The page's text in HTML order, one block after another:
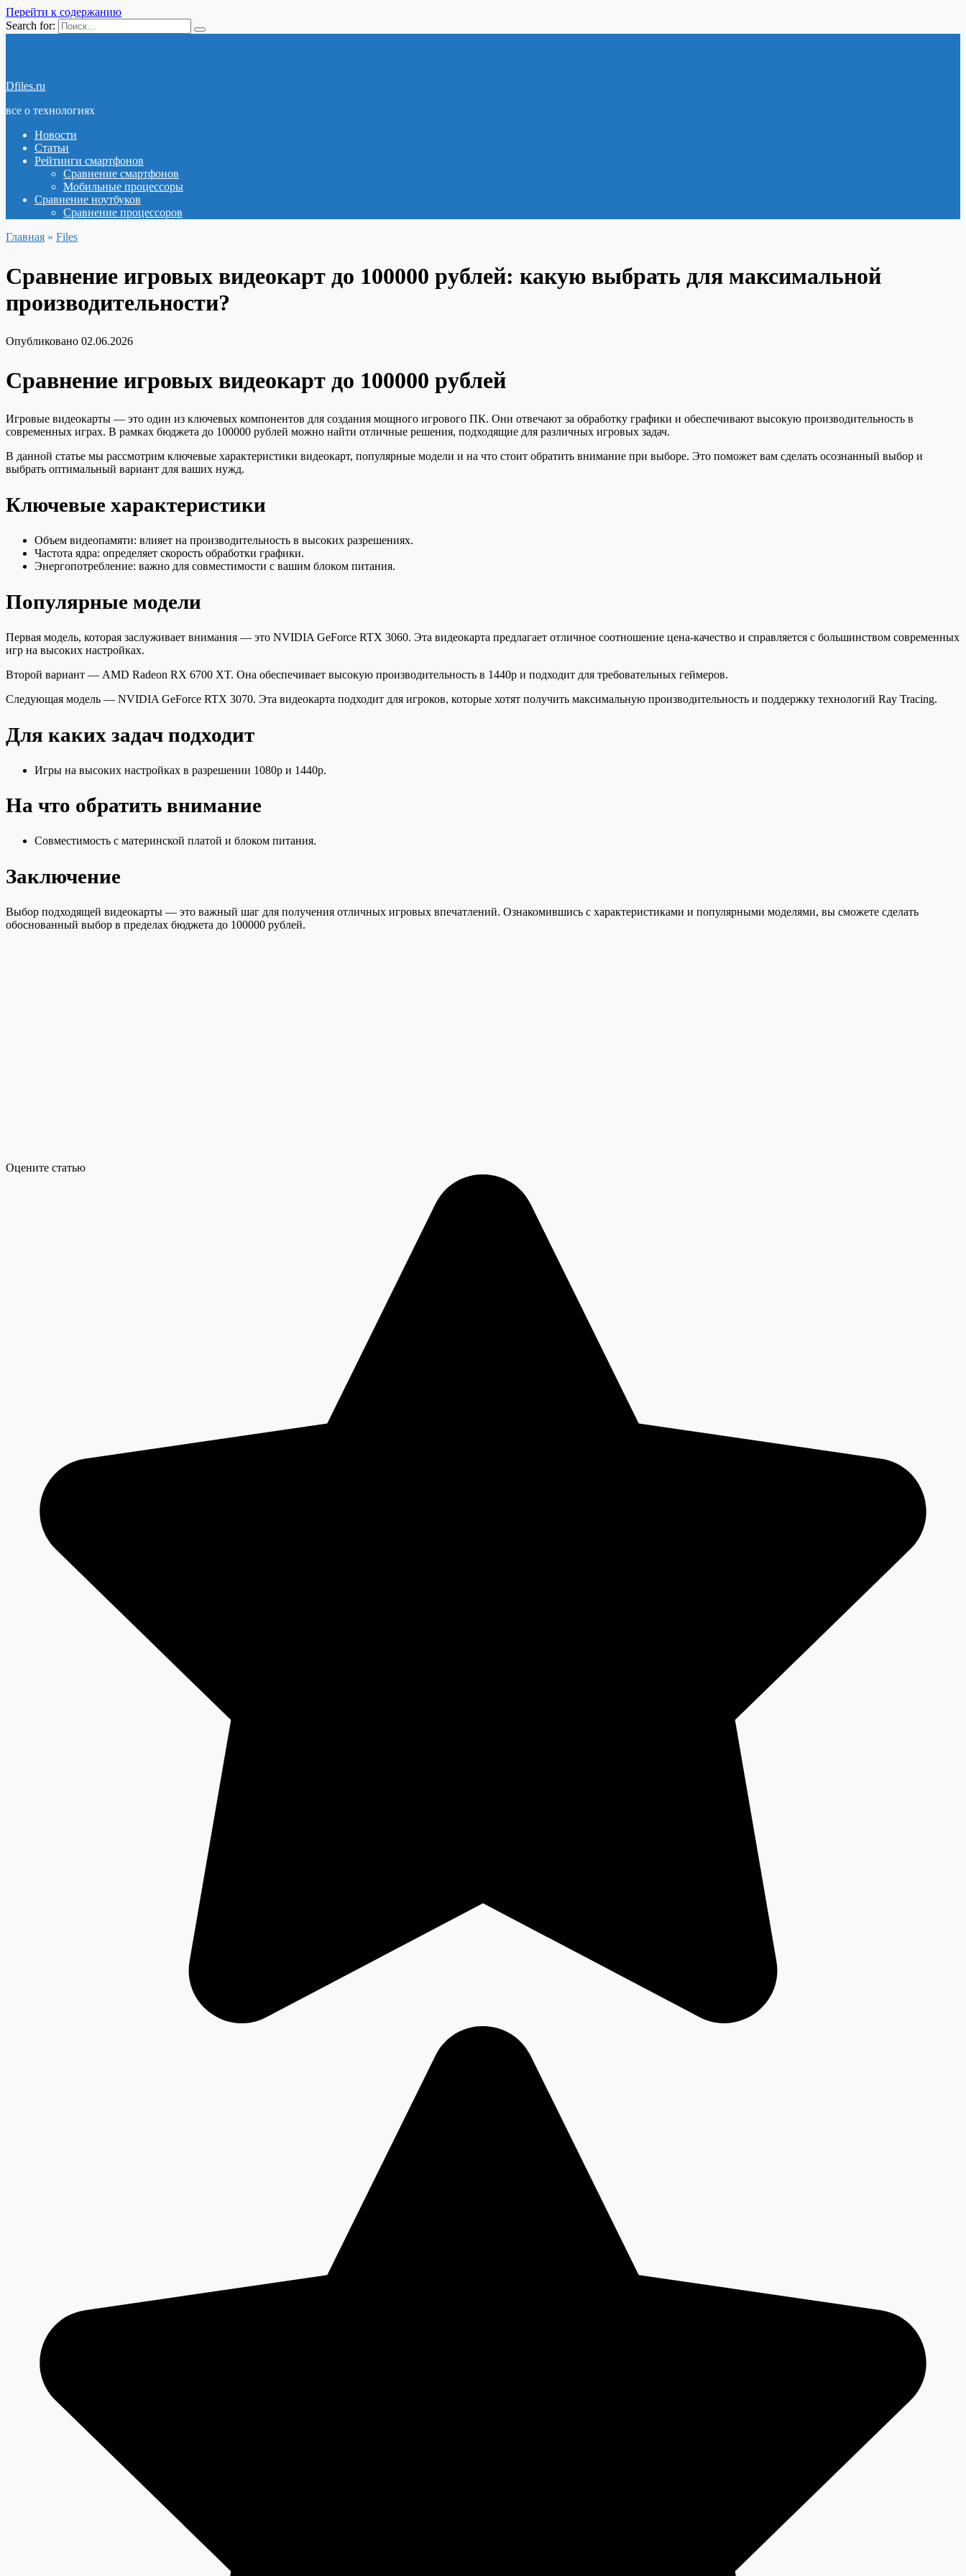
Перейти к содержанию
Search for:
Dfiles.ru
все о технологиях
Новости
Статьи
Рейтинги смартфонов
Сравнение смартфонов
Мобильные процессоры
Сравнение ноутбуков
Сравнение процессоров
Главная » Files
Сравнение игровых видеокарт до 100000 рублей: какую выбрать для максимальной
производительности?
Опубликовано 02.06.2026
Сравнение игровых видеокарт до 100000 рублей
Игровые видеокарты — это один из ключевых компонентов для создания мощного игрового ПК. Они отвечают за обработку графики и обеспечивают высокую производительность в
современных играх. В рамках бюджета до 100000 рублей можно найти отличные решения, подходящие для различных игровых задач.
В данной статье мы рассмотрим ключевые характеристики видеокарт, популярные модели и на что стоит обратить внимание при выборе. Это поможет вам сделать осознанный выбор и
выбрать оптимальный вариант для ваших нужд.
Ключевые характеристики
Объем видеопамяти: влияет на производительность в высоких разрешениях.
Частота ядра: определяет скорость обработки графики.
Энергопотребление: важно для совместимости с вашим блоком питания.
Популярные модели
Первая модель, которая заслуживает внимания — это NVIDIA GeForce RTX 3060. Эта видеокарта предлагает отличное соотношение цена-качество и справляется с большинством современных
игр на высоких настройках.
Второй вариант — AMD Radeon RX 6700 XT. Она обеспечивает высокую производительность в 1440p и подходит для требовательных геймеров.
Следующая модель — NVIDIA GeForce RTX 3070. Эта видеокарта подходит для игроков, которые хотят получить максимальную производительность и поддержку технологий Ray Tracing.
Для каких задач подходит
Игры на высоких настройках в разрешении 1080p и 1440p.
На что обратить внимание
Совместимость с материнской платой и блоком питания.
Заключение
Выбор подходящей видеокарты — это важный шаг для получения отличных игровых впечатлений. Ознакомившись с характеристиками и популярными моделями, вы сможете сделать
обоснованный выбор в пределах бюджета до 100000 рублей.
Оцените статью